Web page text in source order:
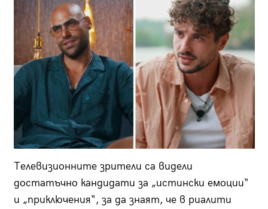
Телевизионните зрители са видели
достатъчно кандидати за „истински емоции“
и „приключения“, за да знаят, че в риалити